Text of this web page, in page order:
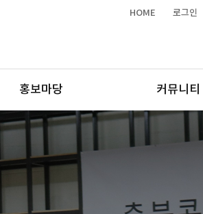
HOME 로그인
홍보마당 커뮤니티